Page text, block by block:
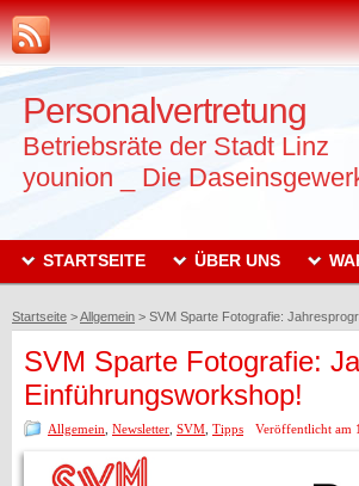
Personalvertretung
Betriebsräte der Stadt Linz
younion _ Die
STARTSEITE ÜBER UNS
Startseite >Allgemein > SVM Sparte Fotografie:
SVM Sparte Fotografie:
Einführungsworkshop!
Allgemein Newsletter SVM Tipps Veröffentlicht am